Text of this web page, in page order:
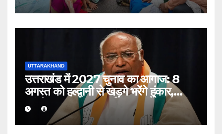
UTTARAKHAND
उत्तराखंड में 2027 चुनाव का आगाज: 8
अगस्त को हल्द्वानी से खड़गे भरेंगे हुंकार,
कांग्रेस का शक्ति प्रदर्शन